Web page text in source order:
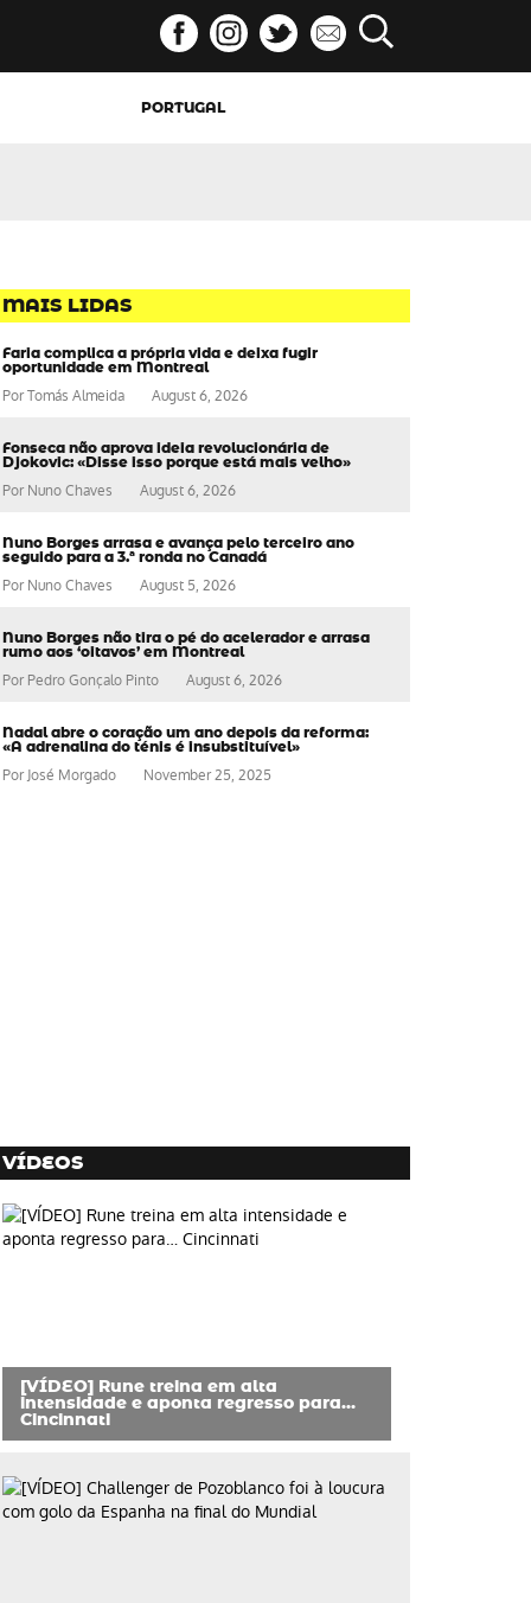
PORTUGAL
MAIS LIDAS
Faria complica a própria vida e deixa fugir
oportunidade em Montreal
PorTomás Almeida August 6, 2026
Fonseca não aprova ideia revolucionária de
Djokovic: «Disse isso porque está mais velho»
Por Nuno Chaves August 6, 2026
Nuno Borges arrasa e avança pelo terceiro ano
seguido para a 3.ª ronda no Canadá
PorNuno Chaves August 5, 2026
Nuno Borges não tira o pé do acelerador e arrasa
rumo aos ‘oitavos’ em Montreal
Por Pedro Gonçalo Pinto August 6, 2026
Nadal abre o coração um ano depois da reforma:
«A adrenalina do ténis é insubstituível»
PorJosé Morgado November 25, 2025
VÍDEOS
[VÍDEO] Rune treina em alta
intensidade e aponta regresso para…
Cincinnati